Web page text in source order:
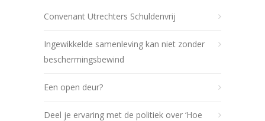
Convenant Utrechters Schuldenvrij
Ingewikkelde samenleving kan niet zonder
beschermingsbewind
Een open deur?
Deel je ervaring met de politiek over ‘Hoe